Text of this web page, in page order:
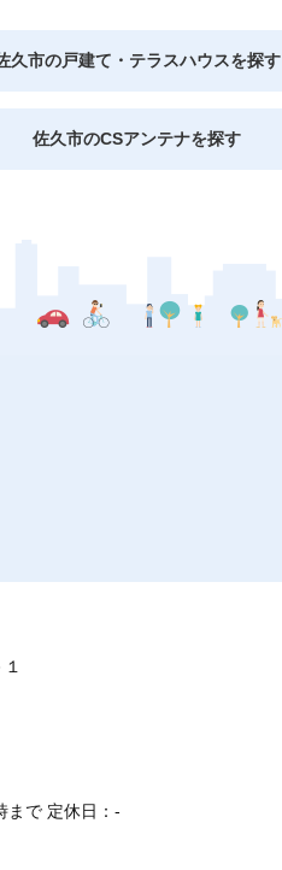
久市の戸建て・テラスハウスを探す
佐久市のCSアンテナを探す
で 定休日：-